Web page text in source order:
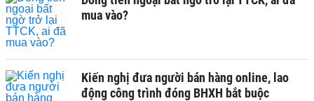
mua vào?
Kiến nghị đưa người bán hàng online, lao
động công trình đóng BHXH bắt buộc